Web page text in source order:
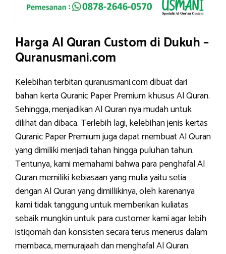
Harga Al Quran Custom di Dukuh –
Quranusmani.com
Kelebihan terbitan quranusmani.com dibuat dari
bahan kerta Quranic Paper Premium khusus Al Quran.
Sehingga, menjadikan Al Quran nya mudah untuk
dilihat dan dibaca. Terlebih lagi, kelebihan jenis kertas
Quranic Paper Premium juga dapat membuat Al Quran
yang dimiliki menjadi tahan hingga puluhan tahun.
Tentunya, kami memahami bahwa para penghafal Al
Quran memiliki kebiasaan yang mulia yaitu setia
dengan Al Quran yang dimillikinya, oleh karenanya
kami tidak tanggung untuk memberikan kuliatas
sebaik mungkin untuk para customer kami agar lebih
istiqomah dan konsisten secara terus menerus dalam
membaca, memurajaah dan menghafal Al Quran.